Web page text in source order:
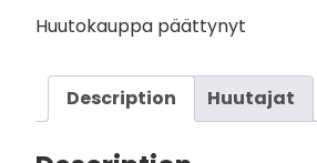
Huutokauppa päättynyt
Description Huutajat